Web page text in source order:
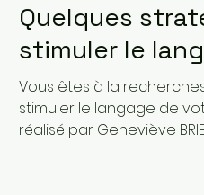
Quelques
stimuler le
Vous êtes à la
stimuler le langage de
réalisé par Geneviève